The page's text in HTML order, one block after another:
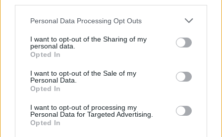
Personal Data Processing Opt Outs
I want to opt-out of the Sharing of my
personal data.
Opted In
I want to opt-out of the Sale of my
Personal Data.
Opted In
I want to opt-out of processing my
Personal Data for Targeted Advertising.
Opted In